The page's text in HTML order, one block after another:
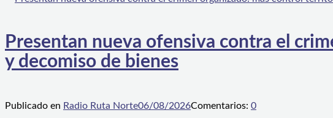
Presentan nueva ofensiva contra el
y decomiso de bienes
Publicado en Radio Ruta Norte06/08/2026Comentarios: 0